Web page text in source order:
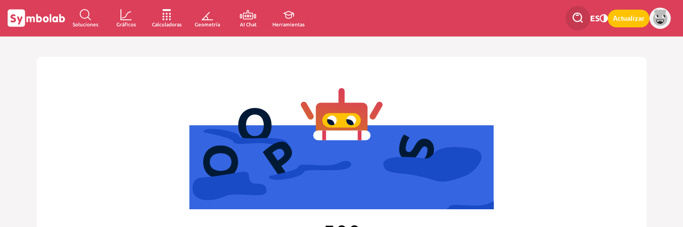
Soluciones Gráficos Calculadoras Geometría AI Chat Herramientas
ES Actualizar